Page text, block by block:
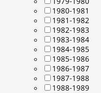
1980-1981
1981-1982
1982-1983
1983-1984
1984-1985
1985-1986
1986-1987
1987-1988
1988-1989